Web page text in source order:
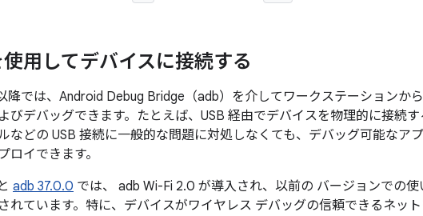
用してデバイスに接続する
降では、Android Debug Bridge（adb）を介してワークステーションか
びデバッグできます。たとえば、USB 経由でデバイスを物理的に接続
などの USB 接続に一般的な問題に対処しなくても、デバッグ可能なア
ロイできます。
adb 37.0.0 では、 adb Wi-Fi 2.0 が導入され、以前の バージョンでの
れています。特に、デバイスがワイヤレス デバッグの信頼できるネッ